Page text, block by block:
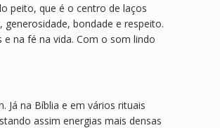
peito, que é o centro de laços
bondade e respeito.
na fé na vida. Com o som lindo
Já na Bíblia e em vários rituais
assim energias mais densas